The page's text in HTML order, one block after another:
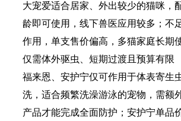
大宠爱适合居家、外出较少的猫咪，
龄即可使用，线下兽医应用较多；不
作用，单支售价偏高，多猫家庭长期
仅需体外驱虫、短期过渡且预算有限
福来恩、安护宁仅可作用于体表寄生
洗，适合频繁洗澡游泳的宠物，需额
产品才能完成全面防护；安护宁单品